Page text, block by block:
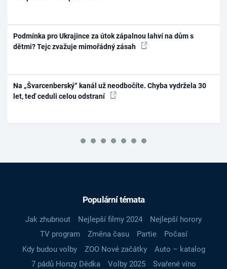
Podmínka pro Ukrajince za útok zápalnou lahví na dům s
dětmi? Tejc zvažuje mimořádný zásah
Na „Švarcenberský“ kanál už neodbočíte. Chyba vydržela 30
let, teď ceduli celou odstraní
Populární témata
Jak zhubnout Nejlepší filmy 2024
Nejlepší horory
TV program
Změna času Partie
Počasí
Kdy budou volby
ZOO Nové začátky
Auto – katalog
7 pádů Honzy Dědka
Volby 2025
Svařené víno